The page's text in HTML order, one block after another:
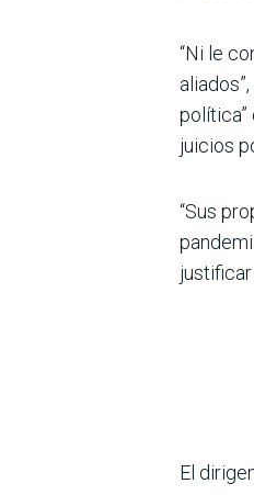
“Ni le
política”
juicios
“Sus
El